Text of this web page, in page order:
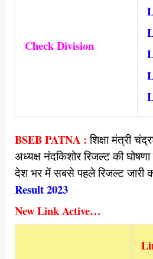
Check Division
BSEB PATNA : शिक्षा मंत्री
अध्यक्ष नंदकिशोर रिजल्ट की
देश भर में सबसे पहले रिजल्ट जारी
Result 2023
New Link Active…